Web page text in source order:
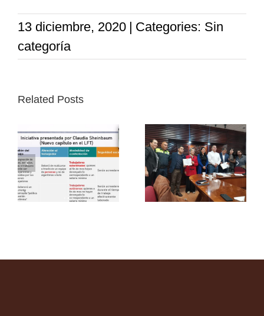
13 diciembre, 2020 | Categories: Sin
categoría
Related Posts